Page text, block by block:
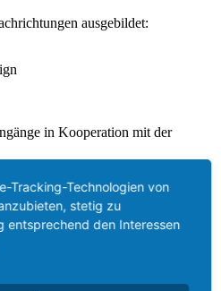
ausgebildet:
in Kooperation mit der
Tracking-Technologien von
stetig zu
entsprechend den Interessen